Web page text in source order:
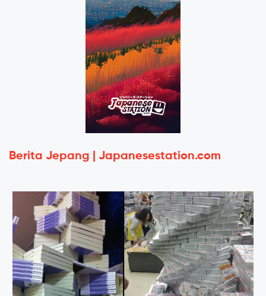
Berita Jepang | Japanesestation.com